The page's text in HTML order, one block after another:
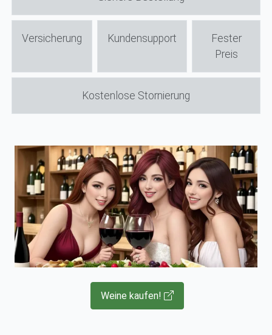
Versicherung Kundensupport
Fester
Preis
Kostenlose Stornierung
Weine kaufen!